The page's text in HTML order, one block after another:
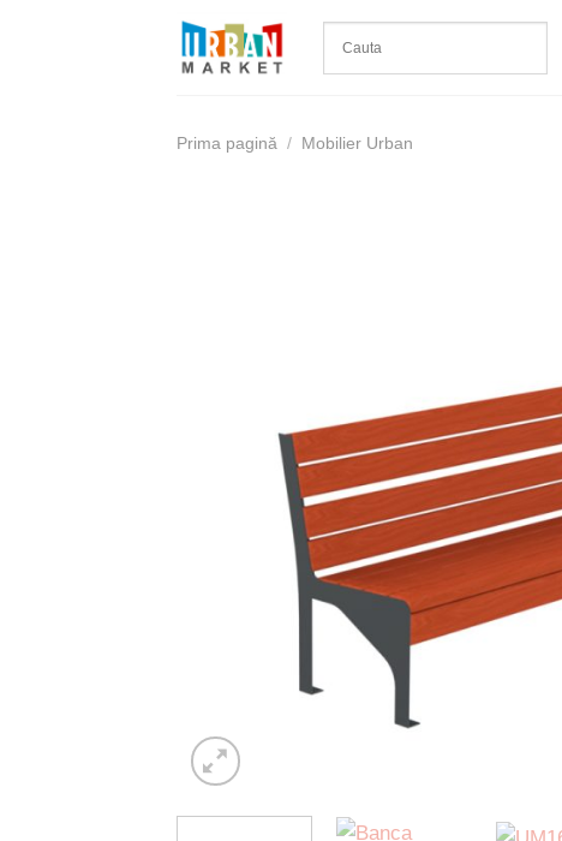
Prima pagină / Mobilier Urban